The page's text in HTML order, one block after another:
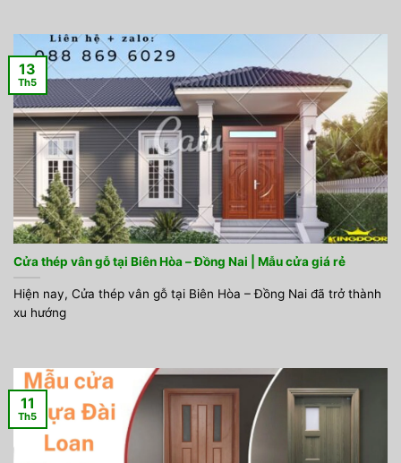
Cửa thép vân gỗ tại Biên Hòa – Đồng Nai | Mẫu cửa giá rẻ
Hiện nay, Cửa thép vân gỗ tại Biên Hòa – Đồng Nai đã trở thành
xu hướng
13
Th5
11
Th5